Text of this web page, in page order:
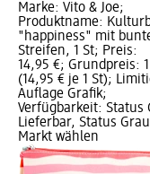
Marke: Vito & Joe;
Produktname:
"happiness" mit
Streifen, 1 St; Preis:
14,95 €; Grundpreis:
(14,95 € je 1 St);
Auflage Grafik;
Verfügbarkeit: Status
Lieferbar, Status
Markt wählen